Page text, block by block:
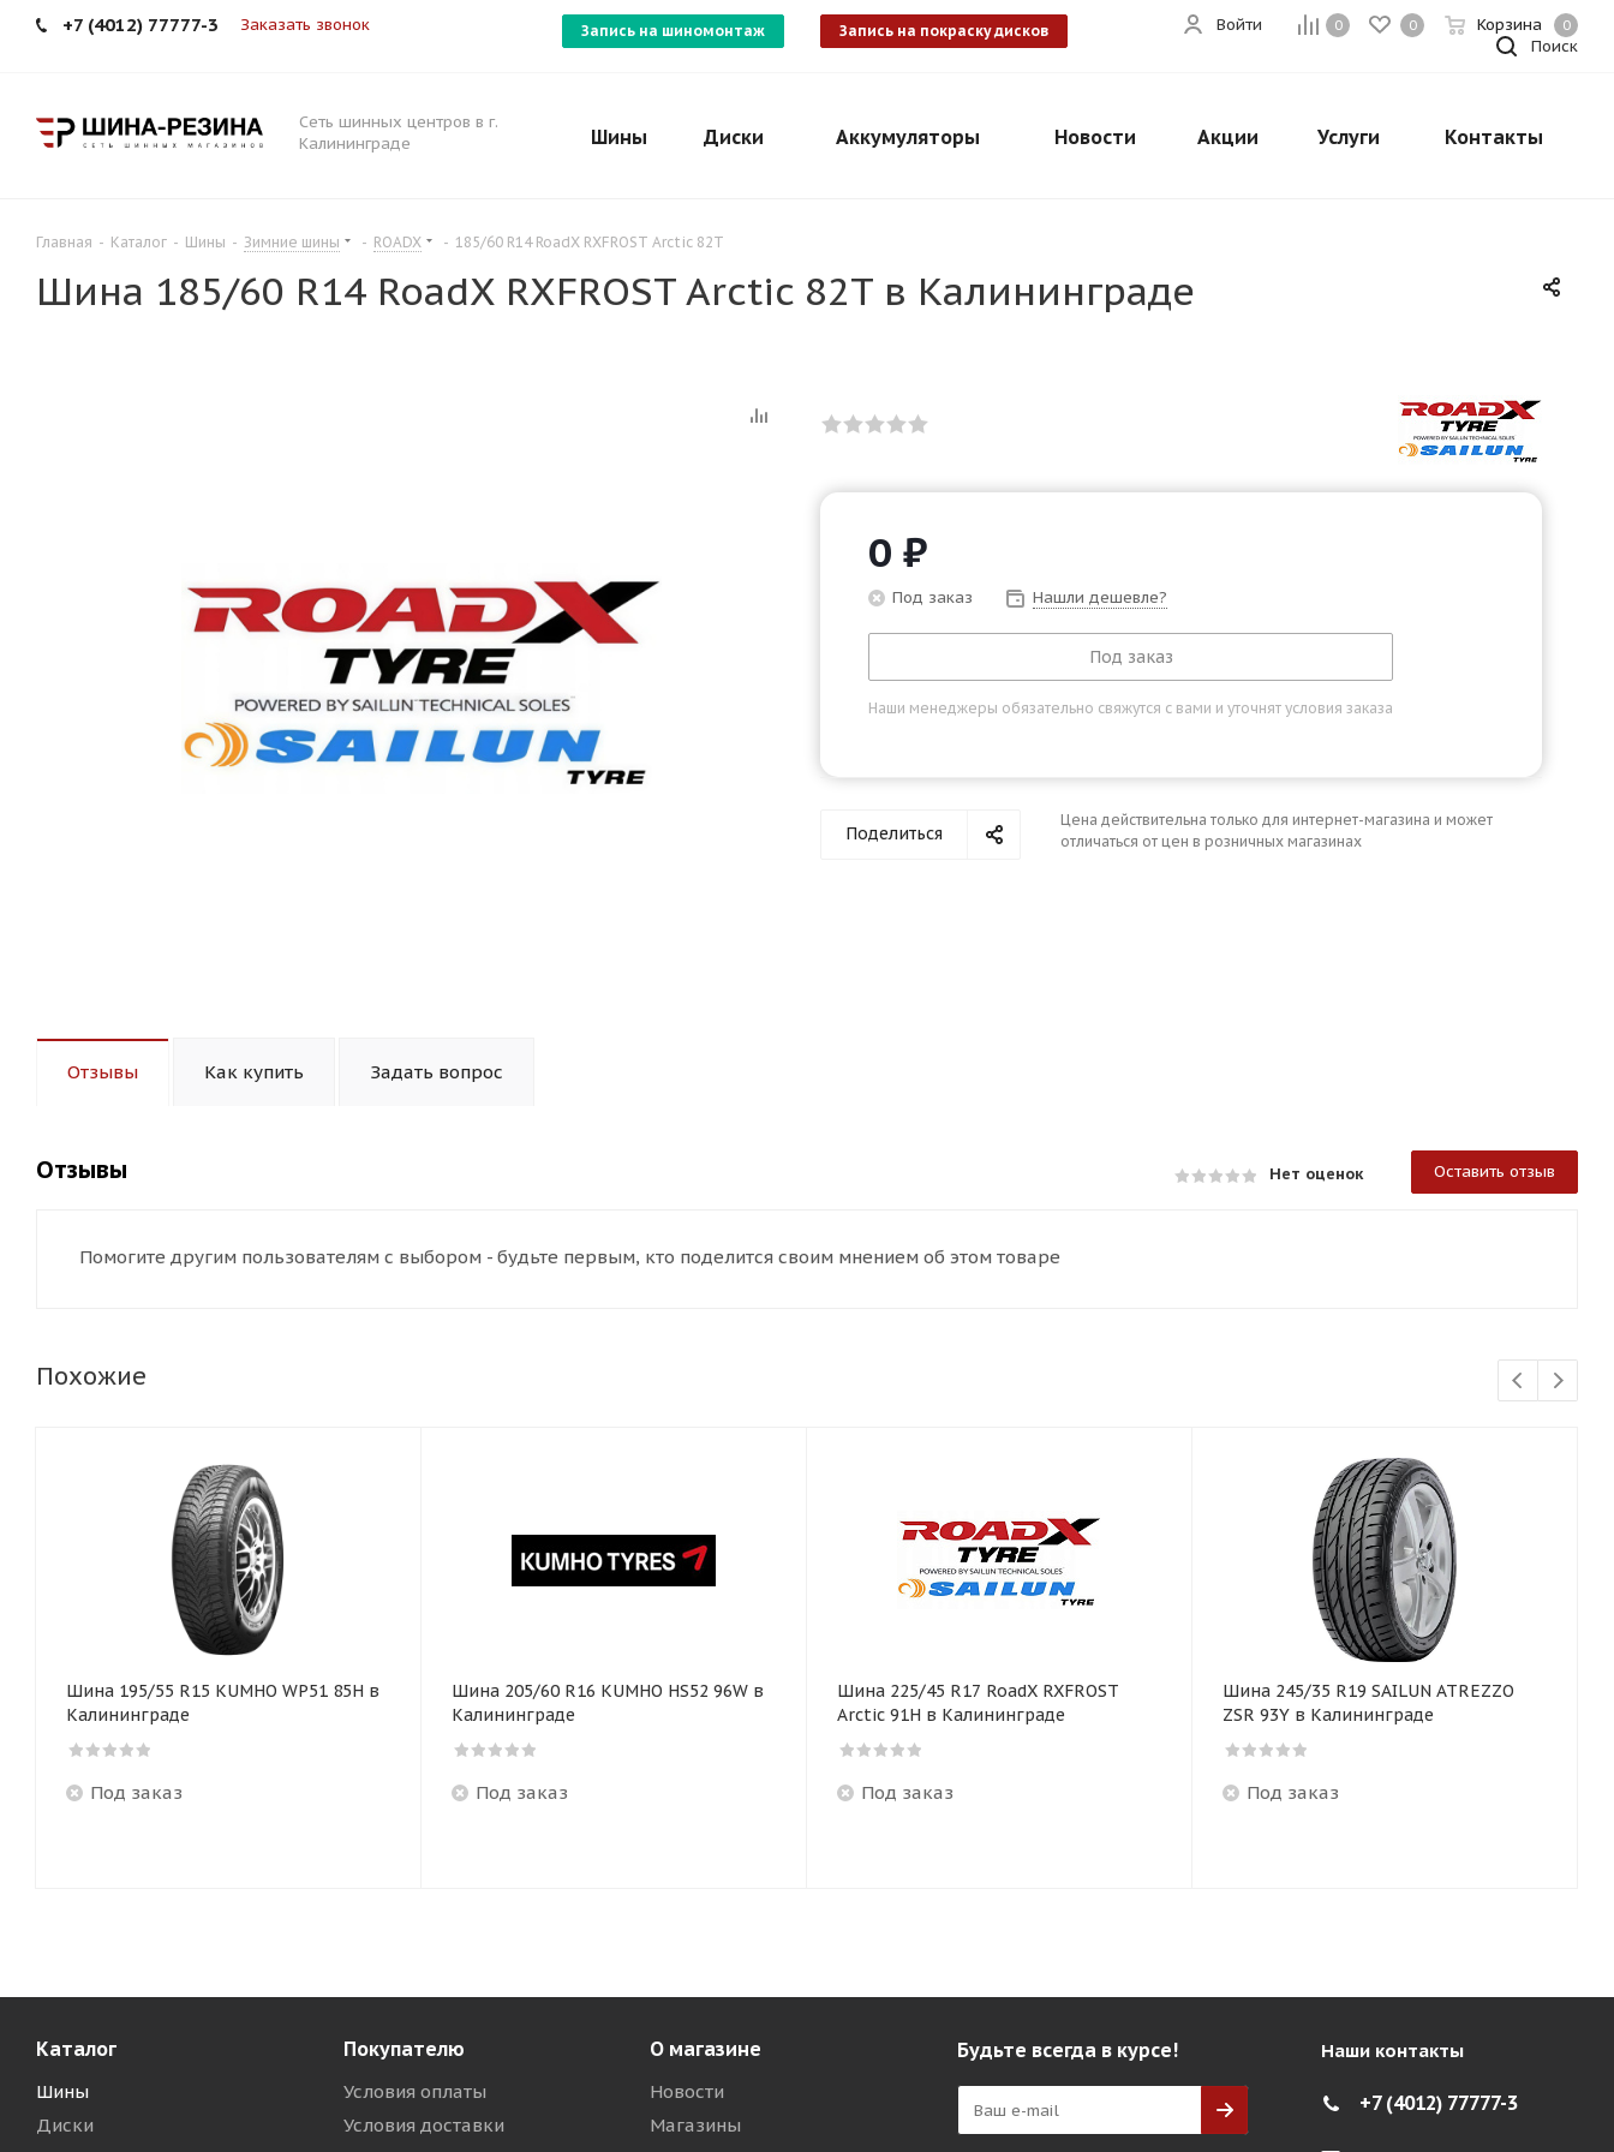
+7 (4012) 77777-3 Заказать звонок 0 0 Корзина 0
Войти
Запись на шиномонтаж Запись на покраску дисков
Поиск
Сеть шинных центров в г.
Калининграде
Шины Диски Аккумуляторы Новости Акции Услуги Контакты
Главная - Каталог - Шины - Зимние шины - ROADX - 185/60 R14 RoadX RXFROST Arctic 82T
Шина 185/60 R14 RoadX RXFROST Arctic 82T в Калининграде
0 ₽
Под заказ Нашли дешевле?
Под заказ
Наши менеджеры обязательно свяжутся с вами и уточнят условия заказа
Поделиться
Цена действительна только для интернет-магазина и может
отличаться от цен в розничных магазинах
Отзывы Как купить Задать вопрос
Отзывы Нет оценок Оставить отзыв
Помогите другим пользователям с выбором - будьте первым, кто поделится своим мнением об этом товаре
Похожие
Шина 195/55 R15 KUMHO WP51 85H в
Калининграде
Под заказ
Шина 205/60 R16 KUMHO HS52 96W в
Калининграде
Под заказ
Шина 225/45 R17 RoadX RXFROST
Arctic 91H в Калининграде
Под заказ
Шина 245/35 R19 SAILUN ATREZZO
ZSR 93Y в Калининграде
Под заказ
Каталог
Шины
Диски
Покупателю
Условия оплаты
Условия доставки
О магазине
Новости
Магазины
Будьте всегда в курсе! Наши контакты
+7 (4012) 77777-3